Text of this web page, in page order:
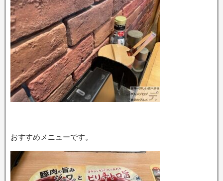
おすすめメニューです。